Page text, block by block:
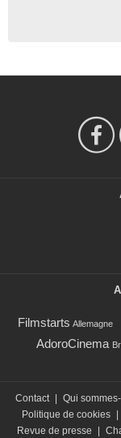
Filmstarts Allemagne
AdoroCinema
Contact | Qui
Politique de cookies |
Revue de presse
|